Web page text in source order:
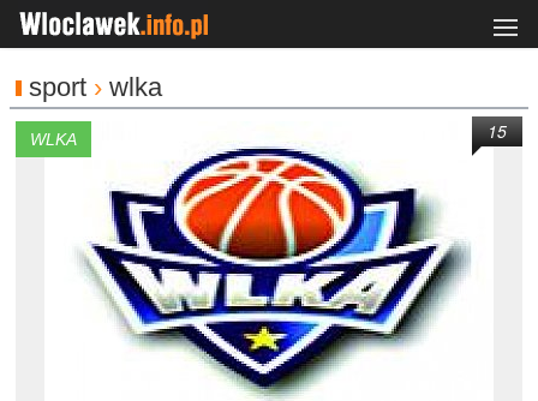
sport › wlka
WLKA 15